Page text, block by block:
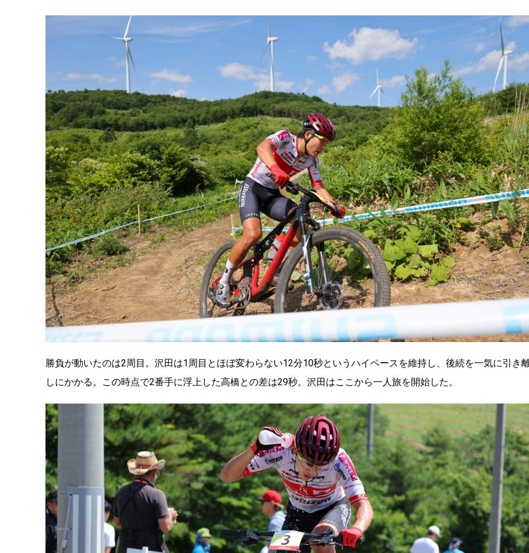
勝負が動いたのは2周目。沢田は1周目とほぼ変わらない12分10秒というハイペースを維持し、後続を一気に引き
しにかかる。この時点で2番手に浮上した高橋との差は29秒。沢田はここから一人旅を開始した。